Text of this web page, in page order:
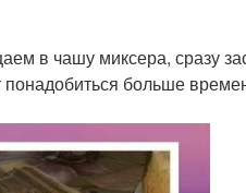
в чашу миксера, сразу
больше